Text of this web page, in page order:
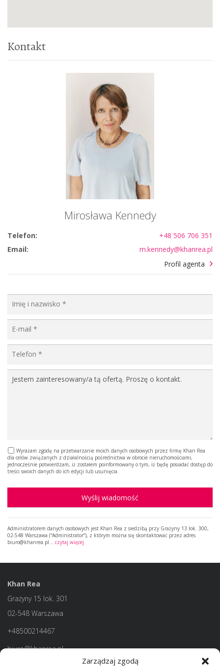
Zarządzaj zgodą
Kontakt
Mirosława Kennedy
Telefon:
+48 506 706 351
Email:
m.kennedy@khanrea.pl
Profil agenta
Wyrażam zgodę na przetwarzanie moich danych osobowych przez firmę Khan Rea
dla celów związanych z działalnością pośrednictwa w obrocie nieruchomościami,
jednocześnie potwierdzam, iż zostałem poinformowany o tym, iż będę posiadać dostęp do
treści swoich danych do ich edycji lub usunięcia.
Wyślij wiadomość
Administratorem danych osobowych jest Khan Rea z siedzibą przy Grażyny 13 lok. 300,
02-548 Warszawa (“Administrator”), z którym można się skontaktować przez adres
biuro@khanrea.pl… czytaj więcej
Khan Rea
Grażyny 15 lok. 301
02-548 Warszawa
+48500214467
biuro@khanrea.pl